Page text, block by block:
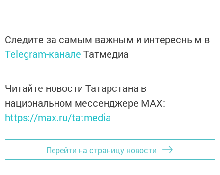
Следите за самым важным и интересным в
Telegram-канале Татмедиа
Читайте новости Татарстана в
национальном мессенджере MАХ:
https://max.ru/tatmedia
Перейти на страницу новости